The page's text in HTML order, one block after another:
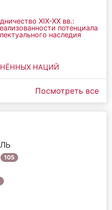
ХIХ-ХХ вв.:
потенциала
наследия
НАЦИЙ
Посмотреть все
105